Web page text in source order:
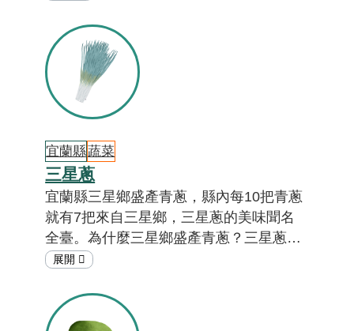
喔！想知道名間鄉為什麼會種植那麼多土
鳳梨嗎？一起來「在地特色小教室」一探
究竟吧！
宜蘭縣蔬菜
三星蔥
宜蘭縣三星鄉盛產青蔥，縣內每10把青蔥
就有7把來自三星鄉，三星蔥的美味聞名
全臺。為什麼三星鄉盛產青蔥？三星蔥是
哪一種青蔥品種？答案就在「在地特色小